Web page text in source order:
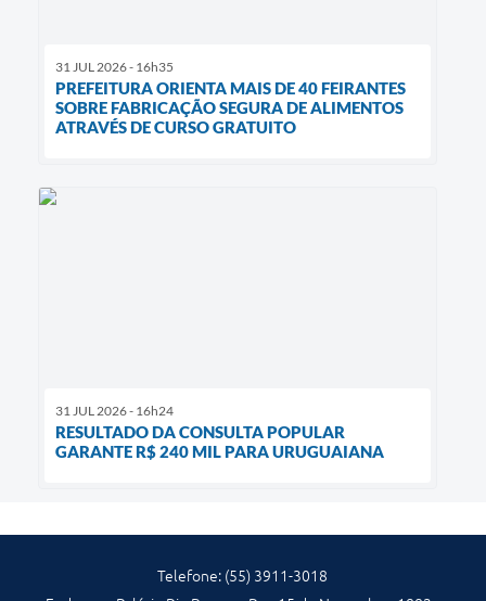
31 JUL 2026 - 16h35
PREFEITURA ORIENTA MAIS DE 40 FEIRANTES
SOBRE FABRICAÇÃO SEGURA DE ALIMENTOS
ATRAVÉS DE CURSO GRATUITO
31 JUL 2026 - 16h24
RESULTADO DA CONSULTA POPULAR
GARANTE R$ 240 MIL PARA URUGUAIANA
Telefone: (55) 3911-3018